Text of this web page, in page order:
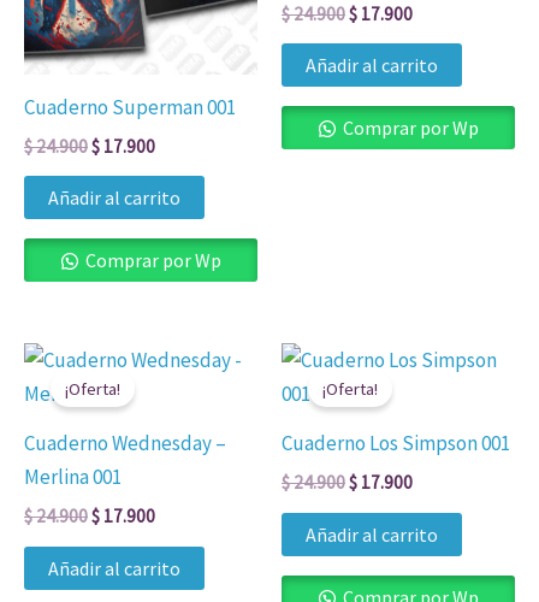
Cuaderno Superman 001
$24.900$ 17.900
Añadir al carrito
Comprar por Wp
$24.900$ 17.900
Añadir al carrito
Comprar por Wp
¡Oferta!
Cuaderno Wednesday –
Merlina 001
$24.900
El
original
$ 24.900.
$ 17.900
El
$ 17.900.
Añadir al carrito
¡Oferta!
Cuaderno Los Simpson 001
$24.900
El
original
$ 24.900.
$ 17.900
El
precio
$ 17.900.
Añadir al carrito
Comprar por Wp